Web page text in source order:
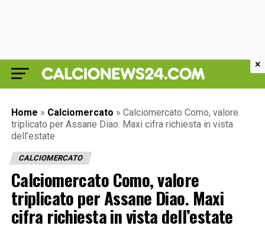
Home » Calciomercato » Calciomercato Como, valore
triplicato per Assane Diao. Maxi cifra richiesta in vista
dell’estate
CALCIOMERCATO
Calciomercato Como, valore
triplicato per Assane Diao. Maxi
cifra richiesta in vista dell’estate
×